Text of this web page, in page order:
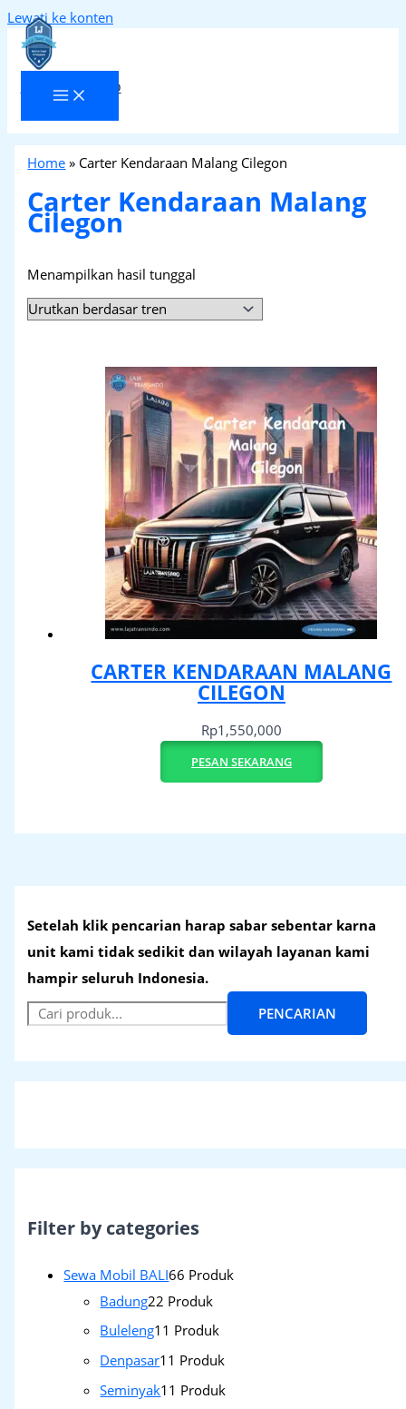
Lewati ke konten
Laja Transindo
Setelah klik pencarian harap sabar sebentar karna
unit kami tidak sedikit dan wilayah layanan kami
hampir seluruh Indonesia.
PENCARIAN
Filter by categories
Sewa Mobil BALI66 Produk
Badung22 Produk
Buleleng1 1 Produk
Denpasar1 1 Produk
Seminyak1 1 Produk
Home » Carter Kendaraan Malang Cilegon
Carter Kendaraan Malang
Cilegon
Menampilkan hasil tunggal
CARTER KENDARAAN MALANG
CILEGON
Rp1,550,000
PESAN SEKARANG